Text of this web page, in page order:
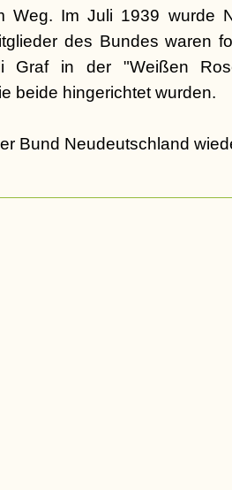
Weg. Im Juli 1939 wurde
des Bundes waren
Graf in der "Weißen
beide hingerichtet wurden.
Bund Neudeutschland